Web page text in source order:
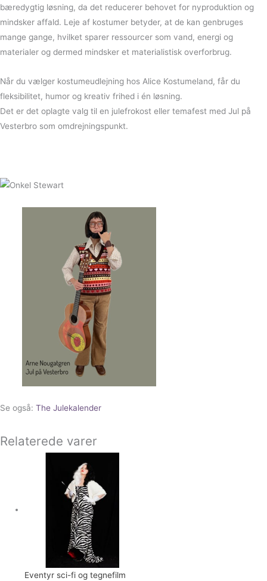
bæredygtig løsning, da det reducerer behovet for nyproduktion og
mindsker affald. Leje af kostumer betyder, at de kan genbruges
mange gange, hvilket sparer ressourcer som vand, energi og
materialer og dermed mindsker et materialistisk overforbrug.
Når du vælger kostumeudlejning hos Alice Kostumeland, får du
fleksibilitet, humor og kreativ frihed i én løsning.
Det er det oplagte valg til en julefrokost eller temafest med Jul på
Vesterbro som omdrejningspunkt.
Se også: The Julekalender
Relaterede varer
Eventyr sci-fi og tegnefilm